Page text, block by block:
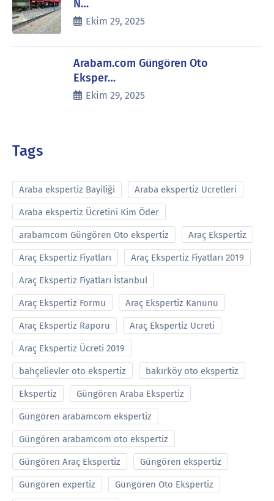
N…
Ekim 29, 2025
Arabam.com Güngören Oto
Eksper…
Ekim 29, 2025
Tags
Araba ekspertiz Bayiliği Araba ekspertiz Ucretleri
Araba ekspertiz Ücretini Kim Öder
arabamcom Güngören Oto ekspertiz Araç Ekspertiz
Araç Ekspertiz Fiyatları Araç Ekspertiz Fiyatları 2019
Araç Ekspertiz Fiyatları İstanbul
Araç Ekspertiz Formu Araç Ekspertiz Kanunu
Araç Ekspertiz Raporu Araç Ekspertiz Ucreti
Araç Ekspertiz Ücreti 2019
bahçelievler oto ekspertiz bakırköy oto ekspertiz
Ekspertiz Güngören Araba Ekspertiz
Güngören arabamcom ekspertiz
Güngören arabamcom oto ekspertiz
Güngören Araç Ekspertiz Güngören ekspertiz
Güngören expertiz Güngören Oto Ekspertiz